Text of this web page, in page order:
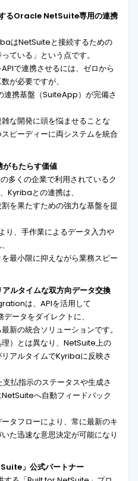
るOracle NetSuite専用の連携
はNetSuiteと接続するための
ている」という点です。
で連携させるには、ゼロから
が必要ですが、
携基盤（SuiteApp）が完備さ
な開発に頭を悩ませることな
ピーディーに両システムを統合
もたらす価値
多くの企業で利用されているク
Kyribaとの連携は、
を果たすための強力な基盤を提
り、手作業によるデータ入力や
最小限に抑えながら業務スピー
ルタイムな双方向データ交換
は、APIを活用して
ータをダイレクトに、
新の統合ソリューションです。
）とは異なり、NetSuite上の
アルタイムでKyribaに反映さ
払指示のステータスや生成さ
へ自動フィードバック
タフローにより、常に最新のキ
た迅速な意思決定が可能になり
」公式パートナー